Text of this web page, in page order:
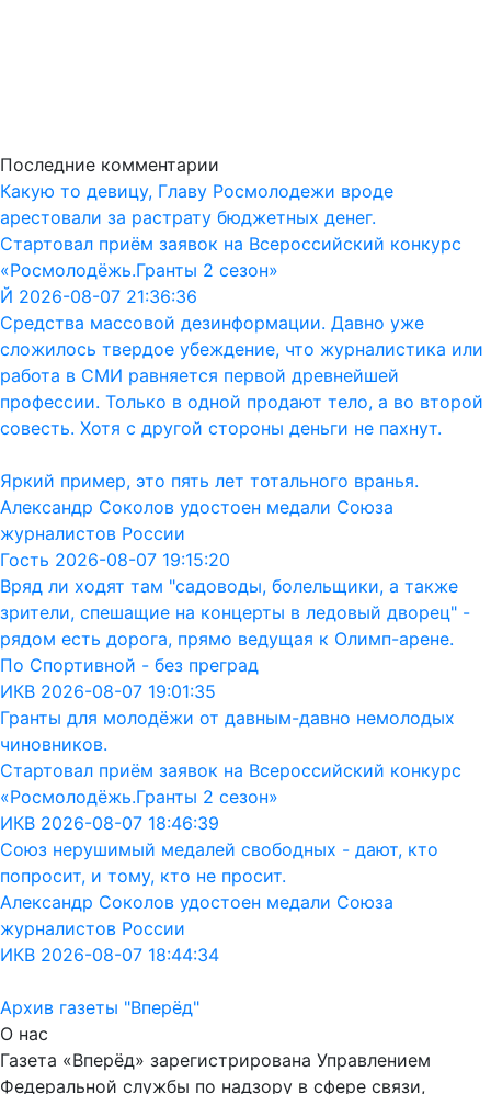
Последние комментарии
Какую то девицу, Главу Росмолодежи вроде
арестовали за растрату бюджетных денег.
Стартовал приём заявок на Всероссийский конкурс
«Росмолодёжь.Гранты 2 сезон»
Й 2026-08-07 21:36:36
Средства массовой дезинформации. Давно уже
сложилось твердое убеждение, что журналистика или
работа в СМИ равняется первой древнейшей
профессии. Только в одной продают тело, а во второй
совесть. Хотя с другой стороны деньги не пахнут.
Яркий пример, это пять лет тотального вранья.
Александр Соколов удостоен медали Союза
журналистов России
Гость 2026-08-07 19:15:20
Вряд ли ходят там "садоводы, болельщики, а также
зрители, спешащие на концерты в ледовый дворец" -
рядом есть дорога, прямо ведущая к Олимп-арене.
По Спортивной - без преград
ИКВ 2026-08-07 19:01:35
Гранты для молодёжи от давным-давно немолодых
чиновников.
Стартовал приём заявок на Всероссийский конкурс
«Росмолодёжь.Гранты 2 сезон»
ИКВ 2026-08-07 18:46:39
Союз нерушимый медалей свободных - дают, кто
попросит, и тому, кто не просит.
Александр Соколов удостоен медали Союза
журналистов России
ИКВ 2026-08-07 18:44:34
Архив газеты "Вперёд"
О нас
Газета «Вперёд» зарегистрирована Управлением
Федеральной службы по надзору в сфере связи,